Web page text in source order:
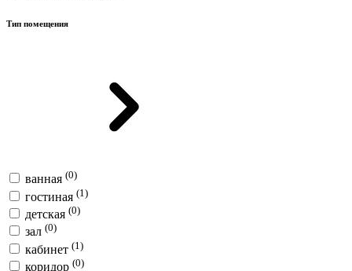
Тип помещения
ванная (0)
гостиная (1)
детская (0)
зал (0)
кабинет (1)
коридор (0)